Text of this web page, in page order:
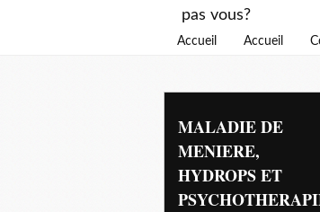
pas vous?
Accueil Accueil
neurotomie
MALADIE DE
MENIERE,
HYDROPS ET